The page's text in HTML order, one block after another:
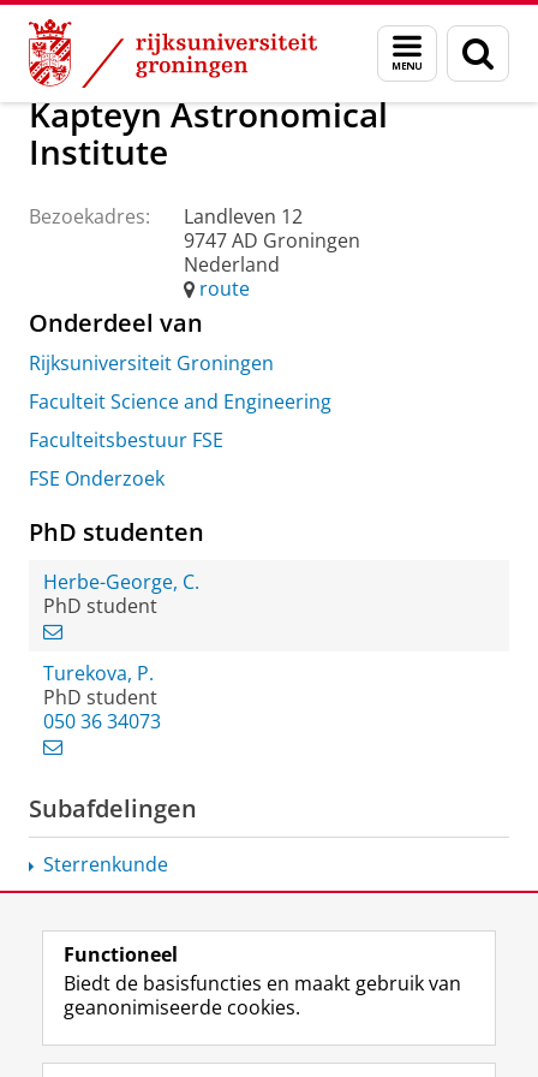
Skip
Content
Skip
Navigation
Menu
en
zoeken
Over ons Praktische zaken Waar vindt u ons
Kapteyn Astronomical
Institute
Bezoekadres:
Landleven 12
9747 AD Groningen
Nederland
route
Onderdeel van
Rijksuniversiteit Groningen
Faculteit Science and Engineering
Faculteitsbestuur FSE
FSE Onderzoek
PhD studenten
Herbe-George, C.
PhD student
Turekova, P.
PhD student
050 36 34073
Subafdelingen
Sterrenkunde
View this page in:English
Volg de RUG
F
L
R I
Y
Functioneel
Biedt de basisfuncties en maakt gebruik van
geanonimiseerde cookies.